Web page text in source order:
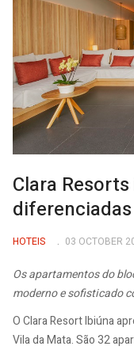
Clara
HOTEIS 03 OCTOBER
Os apartamentos do
moderno e sofisticado
O Clara Resort Ibiúna
Vila da Mata. São 32